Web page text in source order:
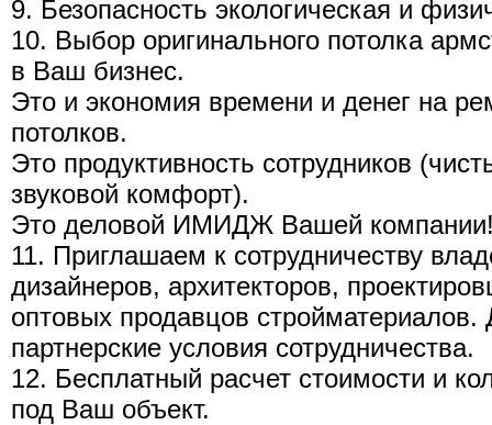
9. Безопасность экологическая и
10. Выбор оригинального потолка
в Ваш бизнес.
Это и экономия времени и денег на
потолков.
Это продуктивность сотрудников
звуковой комфорт).
Это деловой ИМИДЖ Вашей
11. Приглашаем к сотрудничеству
дизайнеров, архитекторов,
оптовых продавцов
партнерские условия сотрудничества.
12. Бесплатный расчет стоимости и
под Ваш объект.